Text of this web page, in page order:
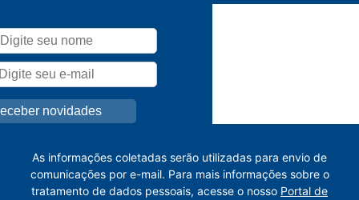
As informações coletadas serão utilizadas para envio de
comunicações por e-mail. Para mais informações sobre o
tratamento de dados pessoais, acesse o nosso Portal de